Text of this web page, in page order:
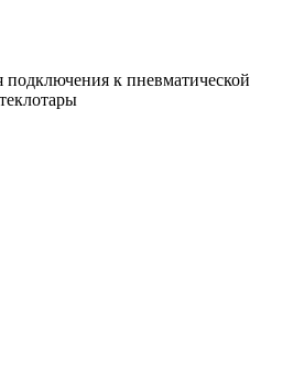
подключения к пневматической